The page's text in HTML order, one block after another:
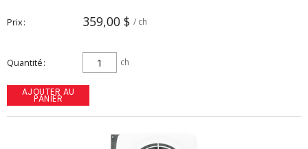
Prix 359,00 $ / ch
Quantité ch
AJOUTER AU
PANIER